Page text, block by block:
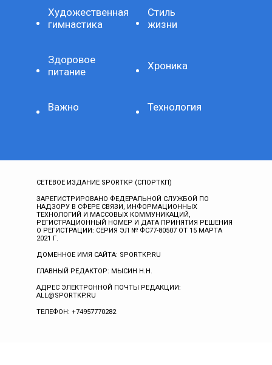
Художественная
гимнастика
Стиль
жизни
Здоровое
питание
Хроника
Важно Технология
СЕТЕВОЕ ИЗДАНИЕ SPORTKP (СПОРТКП)
ЗАРЕГИСТРИРОВАНО ФЕДЕРАЛЬНОЙ СЛУЖБОЙ ПО
НАДЗОРУ В СФЕРЕ СВЯЗИ, ИНФОРМАЦИОННЫХ
ТЕХНОЛОГИЙ И МАССОВЫХ КОММУНИКАЦИЙ,
РЕГИСТРАЦИОННЫЙ НОМЕР И ДАТА ПРИНЯТИЯ РЕШЕНИЯ
О РЕГИСТРАЦИИ: СЕРИЯ ЭЛ № ФС77-80507 ОТ 15 МАРТА
2021 Г.
ДОМЕННОЕ ИМЯ САЙТА: SPORTKP.RU
ГЛАВНЫЙ РЕДАКТОР: МЫСИН Н.Н.
АДРЕС ЭЛЕКТРОННОЙ ПОЧТЫ РЕДАКЦИИ:
ALL@SPORTKP.RU
ТЕЛЕФОН: +74957770282